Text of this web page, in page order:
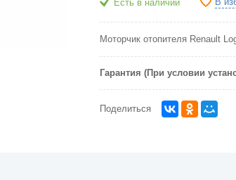
Есть в наличии В
Моторчик отопителя Renault
Гарантия (При условии
Поделиться